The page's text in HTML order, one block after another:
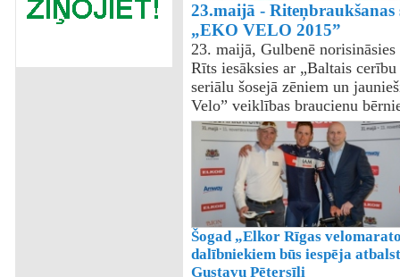
23.maijā - Riteņbraukšanas
„EKO VELO 2015”
23. maijā, Gulbenē
Rīts iesāksies ar „Baltais
seriālu šosejā zēniem un
Velo” veiklības braucienu
Šogad „Elkor Rīgas
dalībniekiem būs iespēja
Gustavu Pētersīli